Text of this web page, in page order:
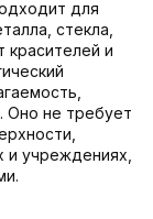
для
стекла,
красителей и
Оно не требует
и учреждениях,